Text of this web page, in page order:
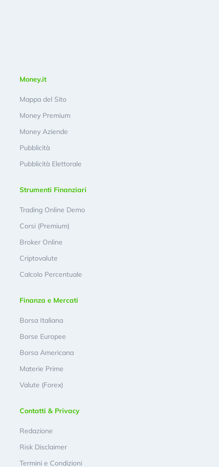
Money.it
Mappa del Sito
Money Premium
Money Aziende
Pubblicità
Pubblicità Elettorale
Strumenti Finanziari
Trading Online Demo
Corsi (Premium)
Broker Online
Criptovalute
Calcolo Percentuale
Finanza e Mercati
Borsa Italiana
Borse Europee
Borsa Americana
Materie Prime
Valute (Forex)
Contatti & Privacy
Redazione
Risk Disclaimer
Termini e Condizioni